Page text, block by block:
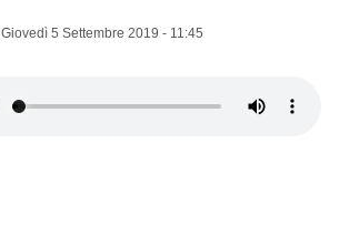
Giovedì 5 Settembre 2019 - 11:45